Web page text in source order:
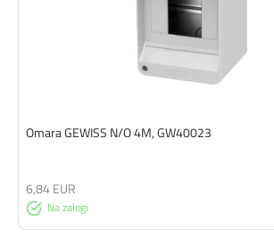
Omara GEWISS N/O 4M, GW40023
Na zalogi
6,84 EUR